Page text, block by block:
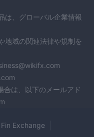
重要です。さらに、ブ
ドレス、電話番号、認証
と信頼性についてさら
、取引を行う前に注意
。 Loyal Brokers 。
から選択できます
は、グローバル企業情報
地域の関連法律や規制を
合は、以下のメールアド
Fin Exchange